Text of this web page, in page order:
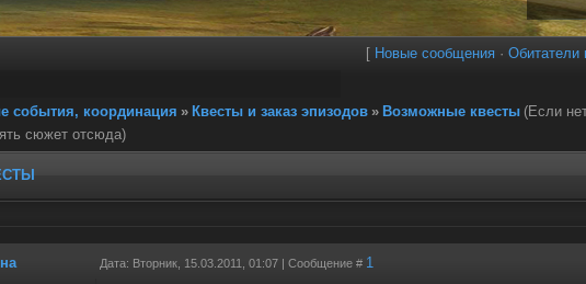
[ Новые сообщения · Обитатели
события, координация » Квесты и заказ эпизодов » Возможные квесты (Если
сюжет отсюда)
Дата: Вторник, 15.03.2011, 01:07 | Сообщение # 1